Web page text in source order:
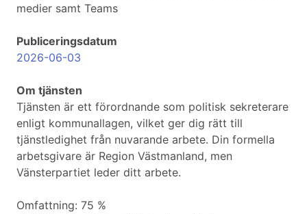
medier samt Teams
Publiceringsdatum
2026-06-03
Om tjänsten
Tjänsten är ett förordnande som politisk sekreterare
enligt kommunallagen, vilket ger dig rätt till
tjänstledighet från nuvarande arbete. Din formella
arbetsgivare är Region Västmanland, men
Vänsterpartiet leder ditt arbete.
Omfattning: 75 %